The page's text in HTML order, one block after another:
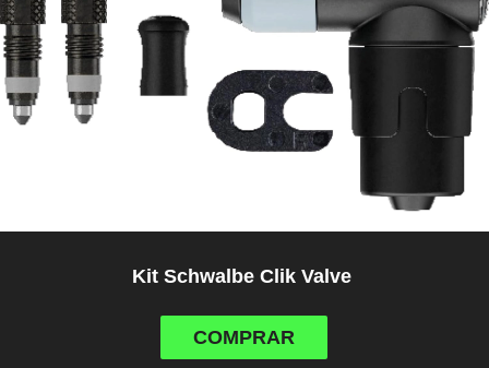
Kit Schwalbe Clik Valve
COMPRAR